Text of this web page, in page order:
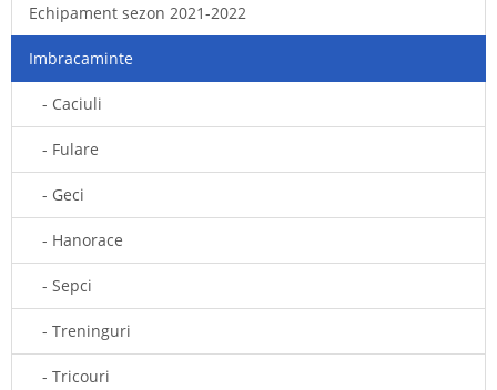
Echipament sezon 2021-2022
Imbracaminte
- Caciuli
- Fulare
- Geci
- Hanorace
- Sepci
- Treninguri
- Tricouri